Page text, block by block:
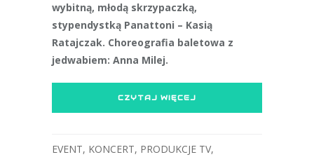
wybitną, młodą skrzypaczką,
stypendystką Panattoni – Kasią
Ratajczak. Choreografia baletowa z
jedwabiem: Anna Milej.
CZYTAJ WIĘCEJ
EVENT, KONCERT, PRODUKCJE TV,